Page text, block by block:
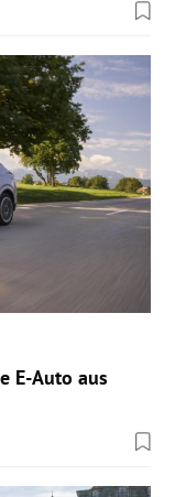
E-Auto aus